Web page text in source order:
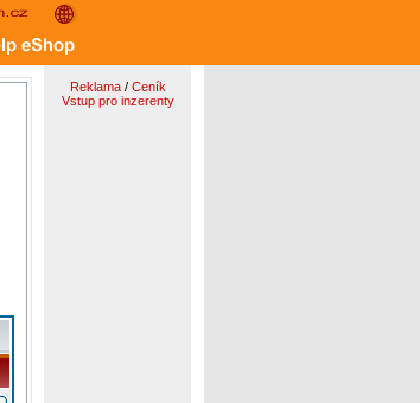
Reklama/ Ceník
Vstup pro inzerenty